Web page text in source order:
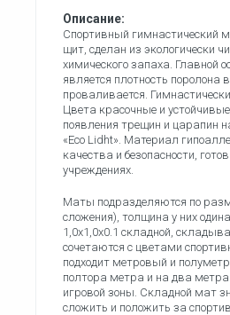
Описание:
Спортивный гимнастический
щит, сделан из экологически
химического запаха. Главной
является плотность поролона
проваливается.
Цвета красочные и
появления трещин и царапин
«Eco Lidht». Материал
качества и безопасности,
учреждениях.
Маты подразделяются по
сложения), толщина у них
1,0х1,0х0.1 складной,
сочетаются с цветами
подходит метровый и
полтора метра и на два
игровой зоны. Складной мат
сложить и положить за